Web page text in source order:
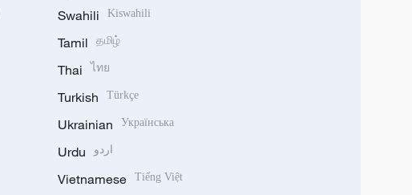
Swahili Kiswahili
Tamil தமிழ்
Thai ไทย
Turkish Türkçe
Ukrainian Українська
Urdu اردو
Vietnamese Tiếng Việt